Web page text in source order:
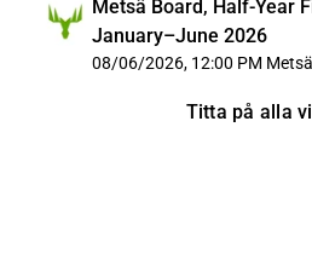
Metsä Board, Half-Year
January–June 2026
08/06/2026, 12:00 PM
Titta på alla